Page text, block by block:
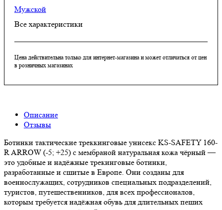
Мужской
Все характеристики
Цена действительна только для интернет-магазина и может отличаться от цен
в розничных магазинах
Описание
Отзывы
Ботинки тактические треккинговые унисекс KS-SAFETY 160-
R ARROW (-5; +25) с мембраной натуральная кожа чёрный —
это удобные и надёжные трекинговые ботинки,
разработанные и сшитые в Европе. Они созданы для
военнослужащих, сотрудников специальных подразделений,
туристов, путешественников, для всех профессионалов,
которым требуется надёжная обувь для длительных пеших